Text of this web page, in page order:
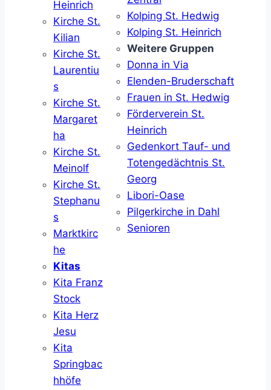
Heinrich
Kirche St.
Kilian
Kirche St.
Laurentiu
s
Kirche St.
Margaret
ha
Kirche St.
Meinolf
Kirche St.
Stephanu
s
Marktkirc
he
Kitas
Kita Franz
Stock
Kita Herz
Jesu
Kita
Springbac
hhöfe
Kolping St. Hedwig
Kolping St. Heinrich
Weitere Gruppen
Donna in Via
Elenden-Bruderschaft
Frauen in St. Hedwig
Förderverein St.
Heinrich
Gedenkort Tauf- und
Totengedächtnis St.
Georg
Libori-Oase
Pilgerkirche in Dahl
Senioren